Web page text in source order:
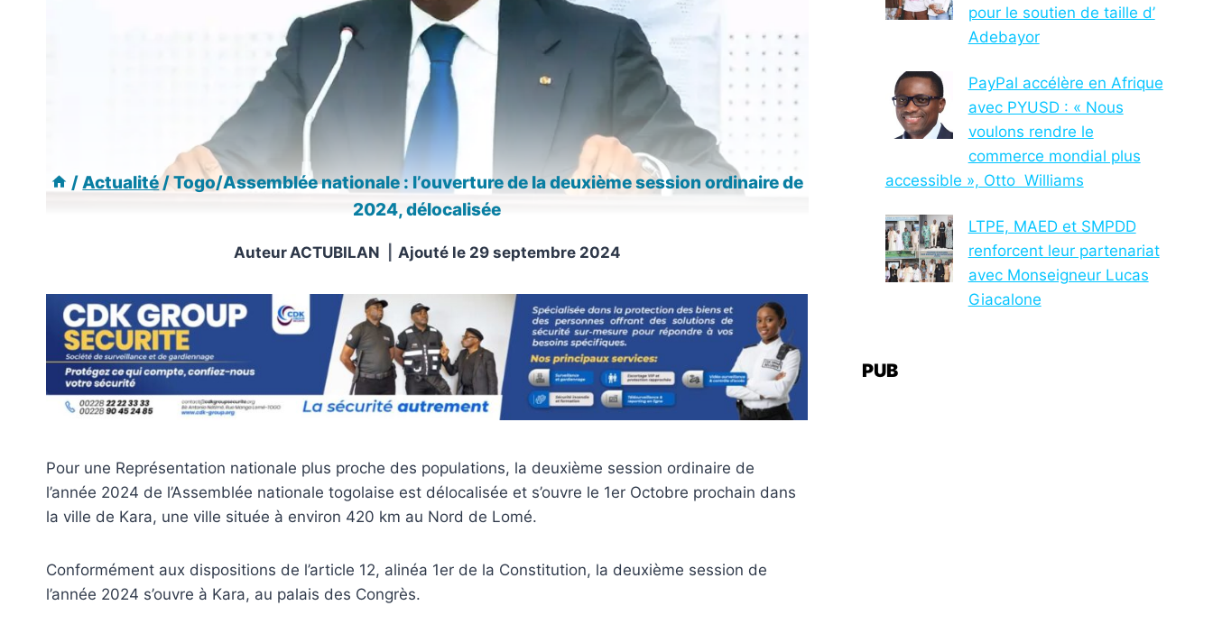
/Actualité/Togo/Assemblée nationale : l’ouverture de la deuxième session ordinaire de
2024, délocalisée
AuteurACTUBILAN Ajouté le 29 septembre 2024
Pour une Représentation nationale plus proche des populations, la deuxième session ordinaire de
l’année 2024 de l’Assemblée nationale togolaise est délocalisée et s’ouvre le 1er Octobre prochain dans
la ville de Kara, une ville située à environ 420 km au Nord de Lomé.
Conformément aux dispositions de l’article 12, alinéa 1er de la Constitution, la deuxième session de
l’année 2024 s’ouvre à Kara, au palais des Congrès.
pour le soutien de taille d’
Adebayor
PayPal accélère en Afrique
avec PYUSD : « Nous
voulons rendre le
commerce mondial plus
accessible », Otto Williams
LTPE, MAED et SMPDD
renforcent leur partenariat
avec Monseigneur Lucas
Giacalone
PUB